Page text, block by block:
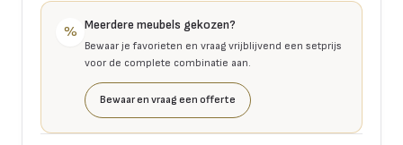
% Meerdere meubels gekozen?
Bewaar je favorieten en vraag vrijblijvend een setprijs
voor de complete combinatie aan.
Bewaar en vraag een offerte